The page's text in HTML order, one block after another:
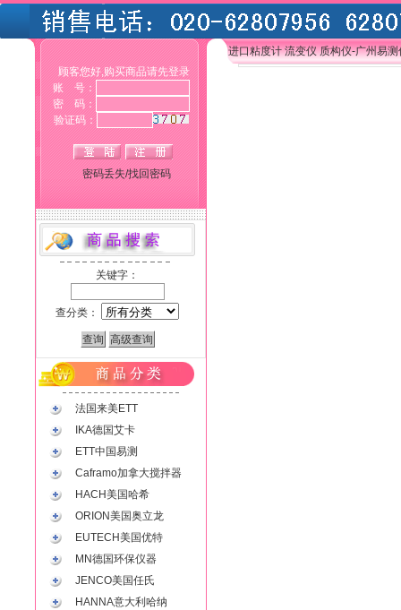
顾客您好,购买商品请先登录
账 号：
密 码：
验证码：
密码丢失/找回密码
关键字：
查分类：
法国来美ETT
IKA德国艾卡
ETT中国易测
Caframo加拿大搅拌器
HACH美国哈希
ORION美国奥立龙
EUTECH美国优特
MN德国环保仪器
JENCO美国任氏
HANNA意大利哈纳
进口粘度计 流变仪 质构仪-广州易